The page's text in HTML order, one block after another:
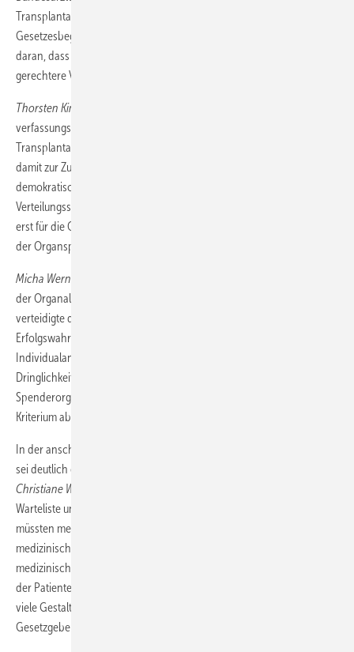
Transplantationsgesetzes „keine einfach subsumierbaren
Gesetzesbegriffe an die Hand gegeben“ seien. Er zweifelte jedoch
daran, dass mithilfe einer stärkeren Konturierung dieser Regelung eine
gerechtere Verteilung herbeigeführt werden könne.
Thorsten Kingreen
verfassungsrechtlicher Perspektive, dass die Vorgaben des
Transplantationsgesetzes für Kriterien zur Zuteilung von Organen und
damit zur Zuteilung von Lebenschancen nicht ausreichend seien. Ein
demokratischen und rechtsstaatlichen Regeln genügendes
Verteilungssystem sei „eine politisch zwingende Voraussetzung nicht
erst für die Organverteilung, sondern schon für die Erhöhung der Zahl
der Organspender“.
Micha Werner
der Organallokation aus moralphilosophischer Perspektive. Er
verteidigte die höhere Gewichtung der Dringlichkeit gegenüber der
Erfolgswahrscheinlichkeit damit, dass „eine an unverrechenbaren
Individualansprüchen orientierte Gerechtigkeitsethik ... in der
Dringlichkeit die vorrangige Grundlage individueller Ansprüche auf
Spenderorgane“ sieht, die Erfolgswahrscheinlichkeit als sekundäres
Kriterium aber nicht ausgeschlossen sei.
In der anschließenden Diskussion mit den Mitgliedern des Ethikrates
sei deutlich geworden, so resümierte die Vorsitzende des Ethikrates,
Christiane Woopen
Warteliste und der Zuteilung der Organe selbst trennen müsse. Es
müssten mehr Daten über die Situation der Patienten, nicht nur
medizinischer, sondern auch psychosozialer Art erhoben werden. Im
medizinischen Bereich gebe es z.B. bei psychologischer Begleitung
der Patienten und bei der Weiterentwicklung der Richtlinien noch
viele Gestaltungsmöglichkeiten, die auch ohne Einbeziehung des
Gesetzgebers möglich seien.